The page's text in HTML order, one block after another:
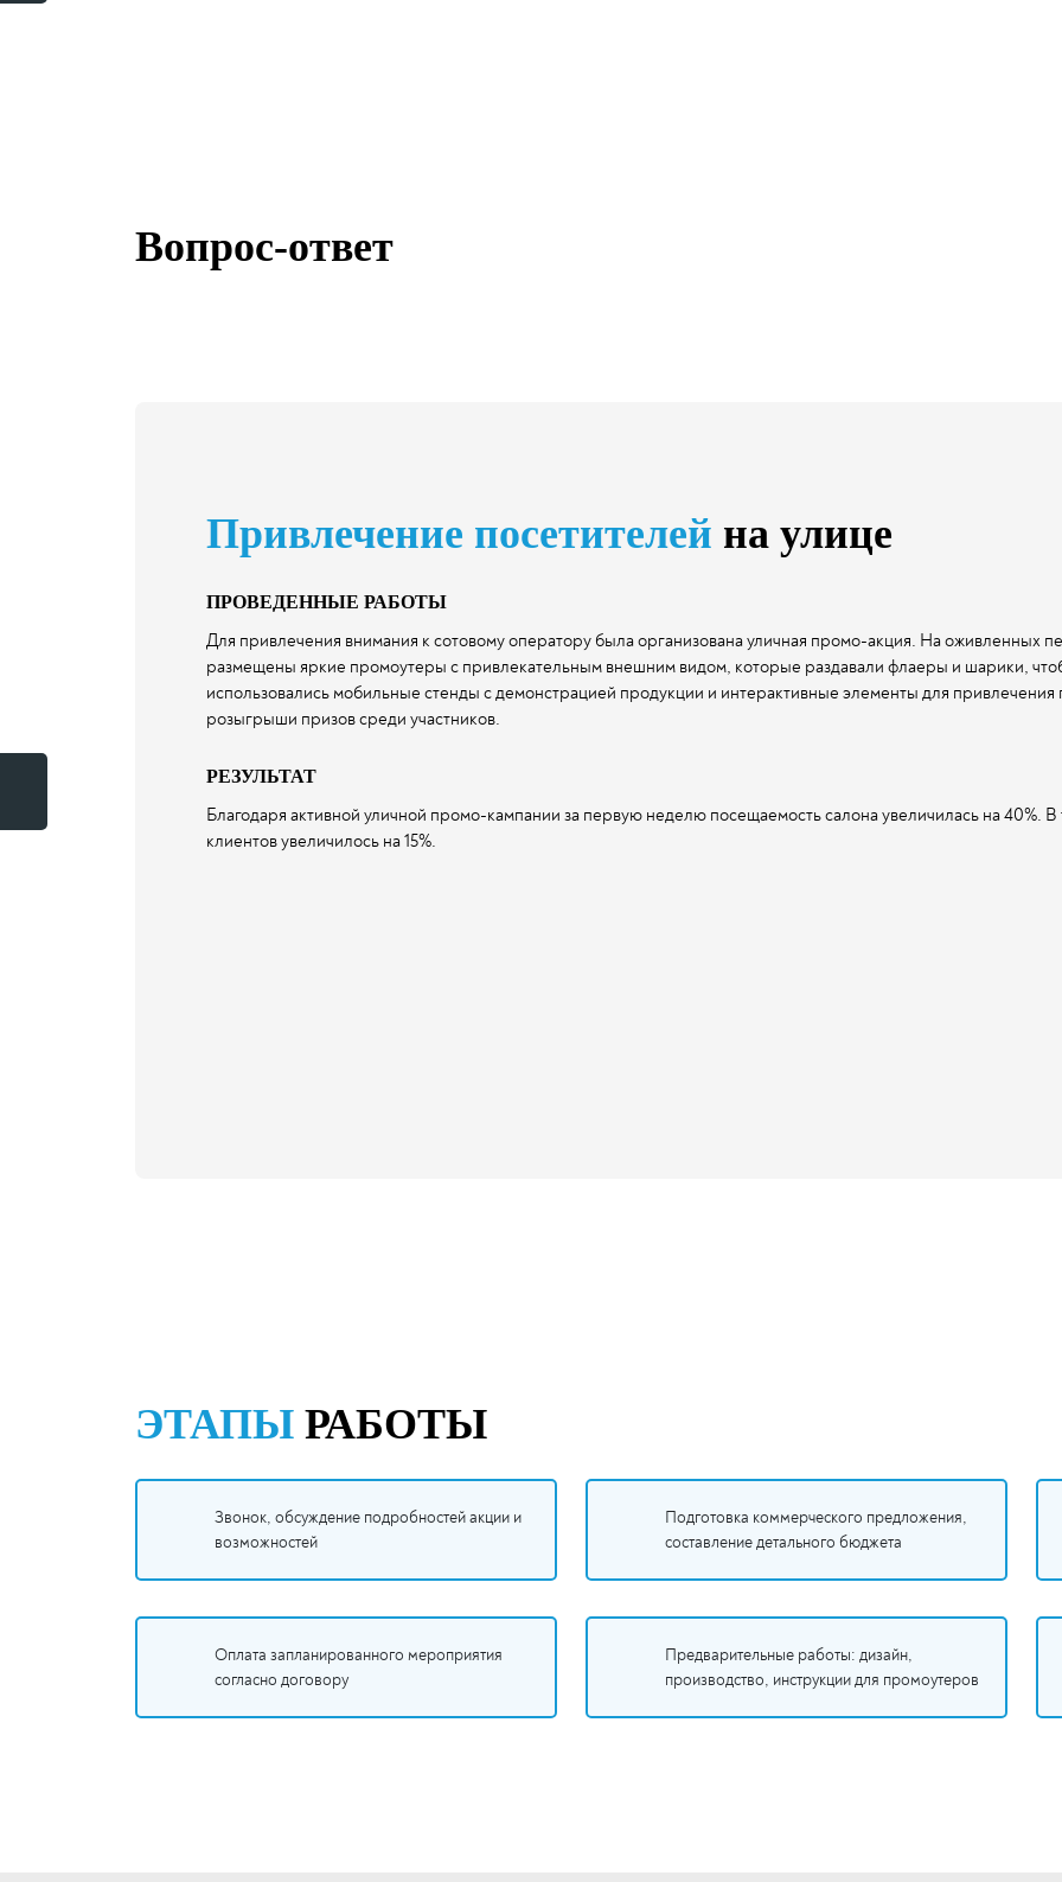
Вопрос-ответ
Привлечение посетителей на улице
ПРОВЕДЕННЫЕ РАБОТЫ
Для привлечения внимания к сотовому оператору была организована уличная промо-акция. На оживленных
размещены яркие промоутеры с привлекательным внешним видом, которые раздавали флаеры и шарики,
использовались мобильные стенды с демонстрацией продукции и интерактивные элементы для
розыгрыши призов среди участников.
РЕЗУЛЬТАТ
Благодаря активной уличной промо-кампании за первую неделю посещаемость салона увеличилась на 40%.
клиентов увеличилось на 15%.
ЭТАПЫ РАБОТЫ
Звонок, обсуждение подробностей акции и
возможностей
Подготовка коммерческого предложения,
составление детального бюджета
Оплата запланированного мероприятия
согласно договору
Предварительные работы: дизайн,
производство, инструкции для промоутеров